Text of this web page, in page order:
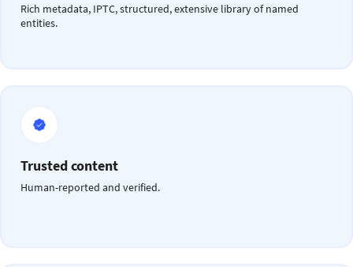
Rich metadata, IPTC, structured, extensive library of named
entities.
Trusted content
Human-reported and verified.